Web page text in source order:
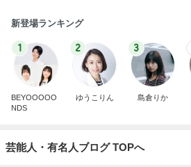
新登場ランキング
1
BEYOOOOO
NDS
2
ゆうこりん
3
島倉りか
芸能人・有名人ブログ TOPへ